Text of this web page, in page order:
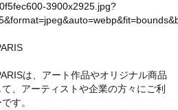
3900x2925.jpg?
は、アート作品やオリジナル商品
、アーティストや企業の方々にご利
す。